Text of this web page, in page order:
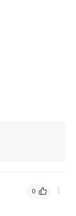
임은 브랜드사에 있습니다.
0